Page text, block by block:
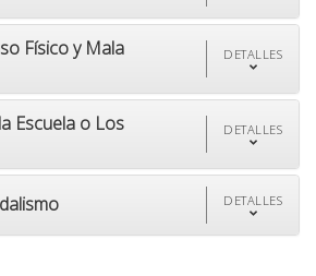
Físico y Mala DETALLES
Escuela o Los DETALLES
DETALLES